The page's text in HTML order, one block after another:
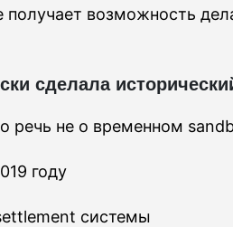
получает возможность
сделала
речь не о временном
году
системы